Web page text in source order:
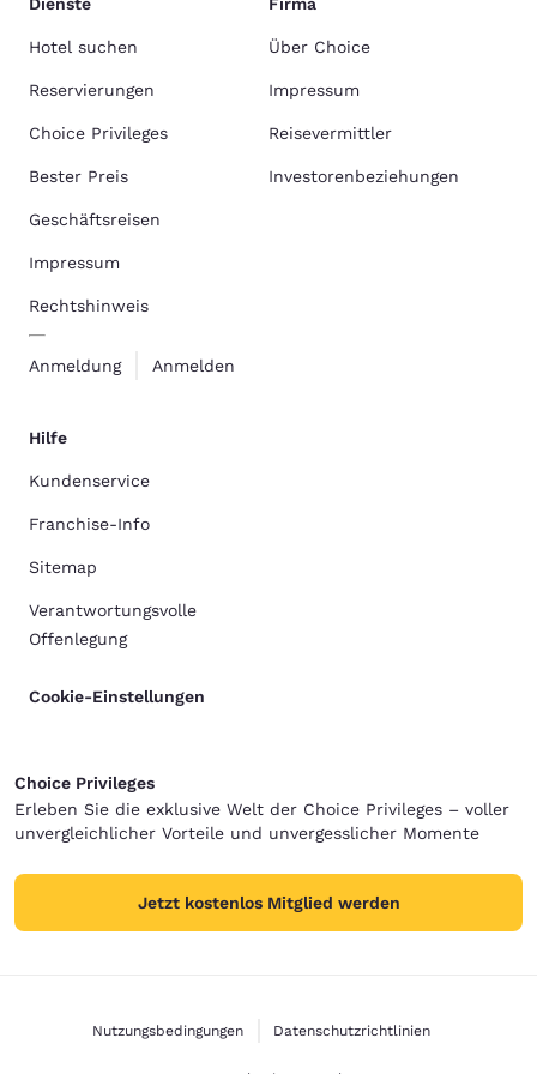
Hotel suchen
Reservierungen
Choice Privileges
Bester Preis
Geschäftsreisen
Impressum
Rechtshinweis
Anmeldung Anmelden
Über Choice
Impressum
Reisevermittler
Investorenbeziehungen
Hilfe
Kundenservice
Franchise-Info
Sitemap
Verantwortungsvolle
Offenlegung
Cookie-Einstellungen
Choice Privileges
Erleben Sie die exklusive Welt der Choice Privileges – voller
unvergleichlicher Vorteile und unvergesslicher Momente
Jetzt kostenlos Mitglied werden
Nutzungsbedingungen Datenschutzrichtlinien